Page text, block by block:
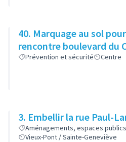
40. Marquage au sol
rencontre boulevard du
Prévention et sécurité Centre
3. Embellir la rue Paul-
Aménagements, espaces
Vieux-Pont / Sainte-Geneviève